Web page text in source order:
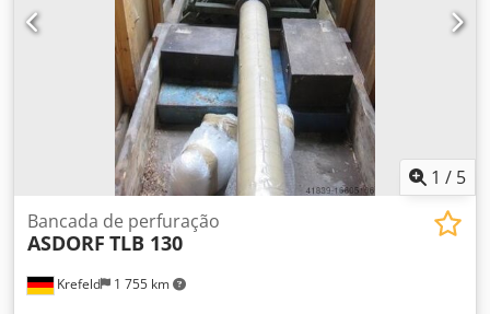
1 / 5
Krefeld 1 755 km
Bancada de perfuração
ASDORF TLB 130